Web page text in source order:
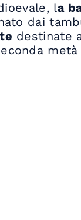
la
dai
destinate
metà